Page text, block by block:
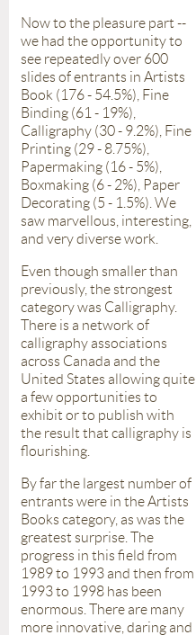
Now to the pleasure part --
we had the opportunity to
see repeatedly over 600
slides of entrants in Artists
Book (176 - 54.5%), Fine
Binding (61 - 19%),
Calligraphy (30 - 9.2%), Fine
Printing (29 - 8.75%),
Papermaking (16 - 5%),
Boxmaking (6 - 2%), Paper
Decorating (5 - 1.5%). We
saw marvellous, interesting,
and very diverse work.
Even though smaller than
previously, the strongest
category was Calligraphy.
There is a network of
calligraphy associations
across Canada and the
United States allowing quite
a few opportunities to
exhibit or to publish with
the result that calligraphy is
flourishing.
By far the largest number of
entrants were in the Artists
Books category, as was the
greatest surprise. The
progress in this field from
1989 to 1993 and then from
1993 to 1998 has been
enormous. There are many
more innovative, daring and